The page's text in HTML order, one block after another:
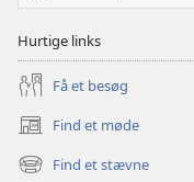
Hurtige links
Få et besøg
Find et møde
(åbner
nyt
vindue)
Find et stævne
(åbner